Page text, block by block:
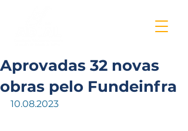
Aprovadas 32 novas
obras pelo Fundeinfra
10.08.2023